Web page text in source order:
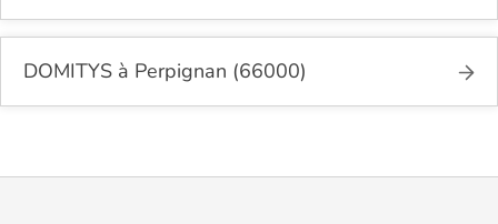
DOMITYS à Perpignan (66000)